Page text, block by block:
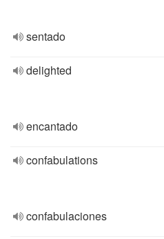
sentado
delighted
encantado
confabulations
confabulaciones